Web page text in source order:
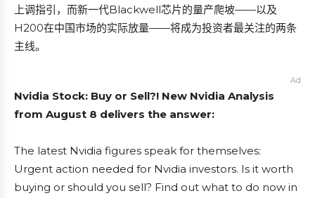
上调指引，而新一代Blackwell芯片的量产爬坡——以及
H200在中国市场的实际放量——将成为投资者最关注的两条
主线。
Ad
Nvidia Stock: Buy or Sell?! New Nvidia Analysis
from August 8 delivers the answer:
The latest Nvidia figures speak for themselves:
Urgent action needed for Nvidia investors. Is it worth
buying or should you sell? Find out what to do now in